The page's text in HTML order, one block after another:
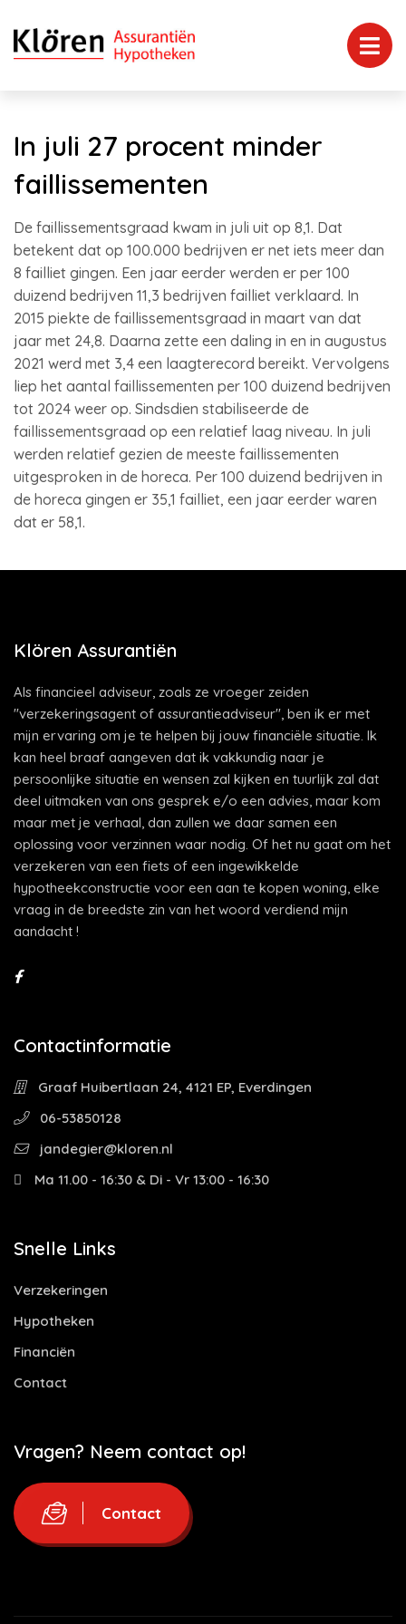
In juli 27 procent minder
faillissementen
De faillissementsgraad kwam in juli uit op 8,1. Dat
betekent dat op 100.000 bedrijven er net iets meer dan
8 failliet gingen. Een jaar eerder werden er per 100
duizend bedrijven 11,3 bedrijven failliet verklaard. In
2015 piekte de faillissementsgraad in maart van dat
jaar met 24,8. Daarna zette een daling in en in augustus
2021 werd met 3,4 een laagterecord bereikt. Vervolgens
liep het aantal faillissementen per 100 duizend bedrijven
tot 2024 weer op. Sindsdien stabiliseerde de
faillissementsgraad op een relatief laag niveau. In juli
werden relatief gezien de meeste faillissementen
uitgesproken in de horeca. Per 100 duizend bedrijven in
de horeca gingen er 35,1 failliet, een jaar eerder waren
dat er 58,1.
Klören Assurantiën
Als financieel adviseur, zoals ze vroeger zeiden
"verzekeringsagent of assurantieadviseur", ben ik er met
mijn ervaring om je te helpen bij jouw financiële situatie. Ik
kan heel braaf aangeven dat ik vakkundig naar je
persoonlijke situatie en wensen zal kijken en tuurlijk zal dat
deel uitmaken van ons gesprek e/o een advies, maar kom
maar met je verhaal, dan zullen we daar samen een
oplossing voor verzinnen waar nodig. Of het nu gaat om het
verzekeren van een fiets of een ingewikkelde
hypotheekconstructie voor een aan te kopen woning, elke
vraag in de breedste zin van het woord verdiend mijn
aandacht !
Contactinformatie
Graaf Huibertlaan 24, 4121 EP, Everdingen
06-53850128
jandegier@kloren.nl
Ma 11.00 - 16:30 & Di - Vr 13:00 - 16:30
Snelle Links
Verzekeringen
Hypotheken
Financiën
Contact
Vragen? Neem contact op!
Contact